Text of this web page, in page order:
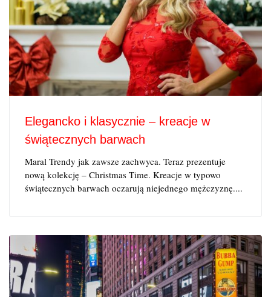
Elegancko i klasycznie – kreacje w
świątecznych barwach
Maral Trendy jak zawsze zachwyca. Teraz prezentuje
nową kolekcję – Christmas Time. Kreacje w typowo
świątecznych barwach oczarują niejednego mężczyznę....